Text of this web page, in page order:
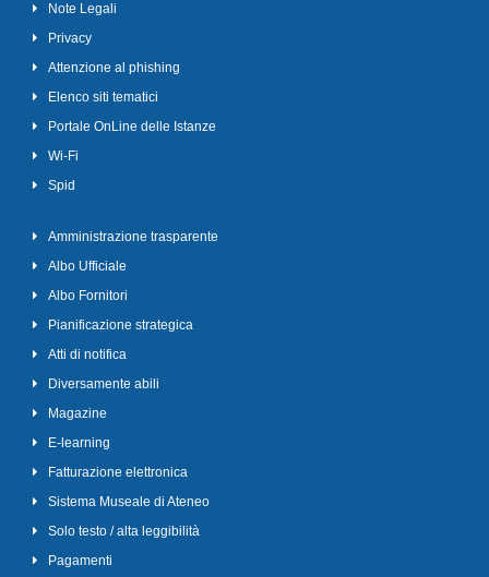
Note Legali
Privacy
Attenzione al phishing
Elenco siti tematici
Portale OnLine delle Istanze
Wi-Fi
Spid
Amministrazione trasparente
Albo Ufficiale
Albo Fornitori
Pianificazione strategica
Atti di notifica
Diversamente abili
Magazine
E-learning
Fatturazione elettronica
Sistema Museale di Ateneo
Solo testo / alta leggibilità
Pagamenti